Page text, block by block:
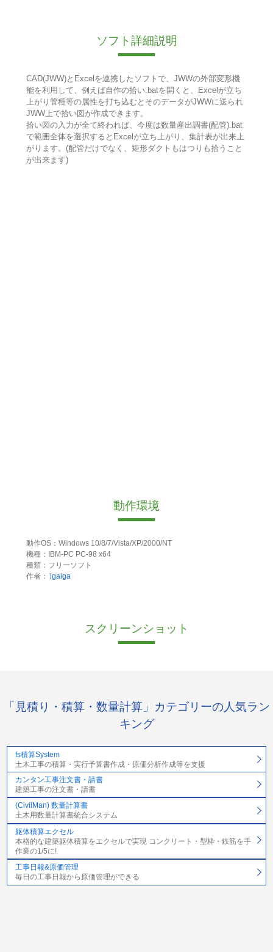
ソフト詳細説明
CAD(JWW)とExcelを連携したソフトで、JWWの外部変形機
能を利用して、例えば自作の拾い.batを開くと、Excelが立ち
上がり管種等の属性を打ち込むとそのデータがJWWに送られ
JWW上で拾い図が作成できます。
拾い図の入力が全て終われば、今度は数量産出調書(配管).bat
で範囲全体を選択するとExcelが立ち上がり、集計表が出来上
がります。(配管だけでなく、矩形ダクトもはつりも拾うこと
が出来ます)
動作環境
動作OS：Windows 10/8/7/Vista/XP/2000/NT
機種：IBM-PC PC-98 x64
種類：フリーソフト
作者： igaiga
スクリーンショット
「見積り・積算・数量計算」カテゴリーの人気ラン
キング
fs積算System
土木工事の積算・実行予算書作成・原価分析作成等を支援
カンタン工事注文書・請書
建築工事の注文書・請書
(CivilMan) 数量計算書
土木用数量計算書統合システム
躯体積算エクセル
本格的な建築躯体積算をエクセルで実現 コンクリート・型枠・鉄筋を手
作業の1/5に!
工事日報&原価管理
毎日の工事日報から原価管理ができる